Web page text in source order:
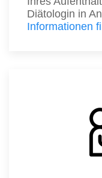
Diätologin in
Informationen